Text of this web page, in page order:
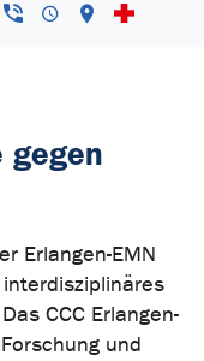
gegen
Erlangen-EMN
CCC Erlangen-
und